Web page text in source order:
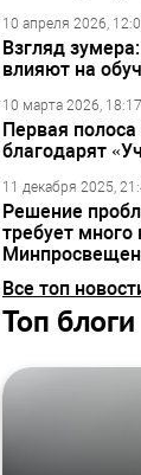
10 апреля 2026,
Взгляд
влияют на
10 марта 2026, 18:17
Первая
благодарят
11 декабря 2025,
Решение
требует много
Все топ
Топ блоги